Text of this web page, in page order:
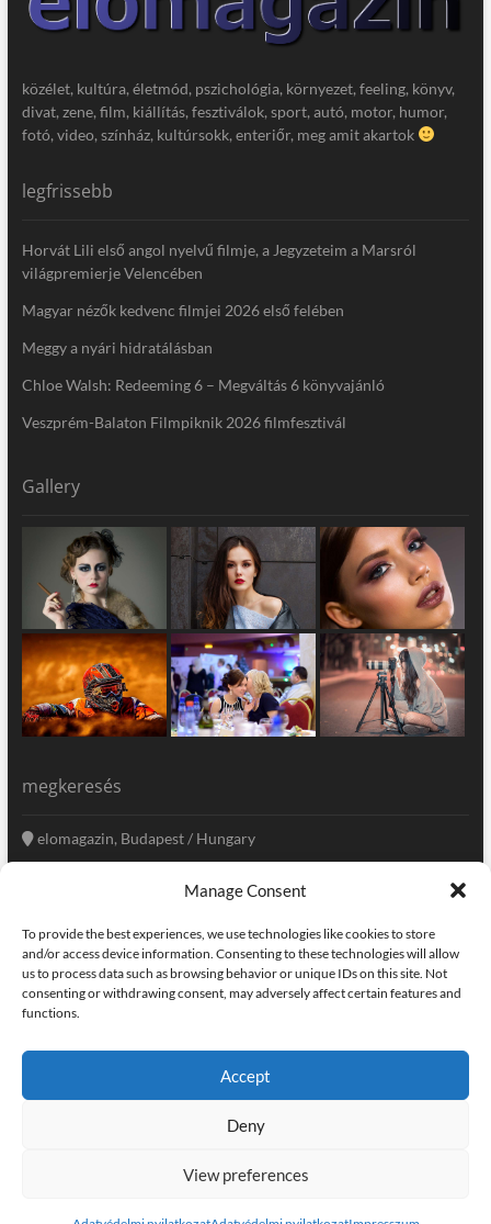
Manage Consent
To provide the best experiences, we use technologies like cookies to store
and/or access device information. Consenting to these technologies will allow
us to process data such as browsing behavior or unique IDs on this site. Not
consenting or withdrawing consent, may adversely affect certain features and
functions.
Accept
Deny
View preferences
közélet, kultúra, életmód, pszichológia, környezet, feeling, könyv,
divat, zene, film, kiállítás, fesztiválok, sport, autó, motor, humor,
fotó, video, színház, kultúrsokk, enteriőr, meg amit akartok
legfrissebb
Horvát Lili első angol nyelvű filmje, a Jegyzeteim a Marsról
világpremierje Velencében
Magyar nézők kedvenc filmjei 2026 első felében
Meggy a nyári hidratálásban
Chloe Walsh: Redeeming 6 – Megváltás 6 könyvajánló
Veszprém-Balaton Filmpiknik 2026 filmfesztivál
Gallery
megkeresés
elomagazin, Budapest / Hungary
szerkesztoseg@elomagazin.com
elomagazin
home adatvédelem impresszum kapcsolat
| © copyright, all right reserved